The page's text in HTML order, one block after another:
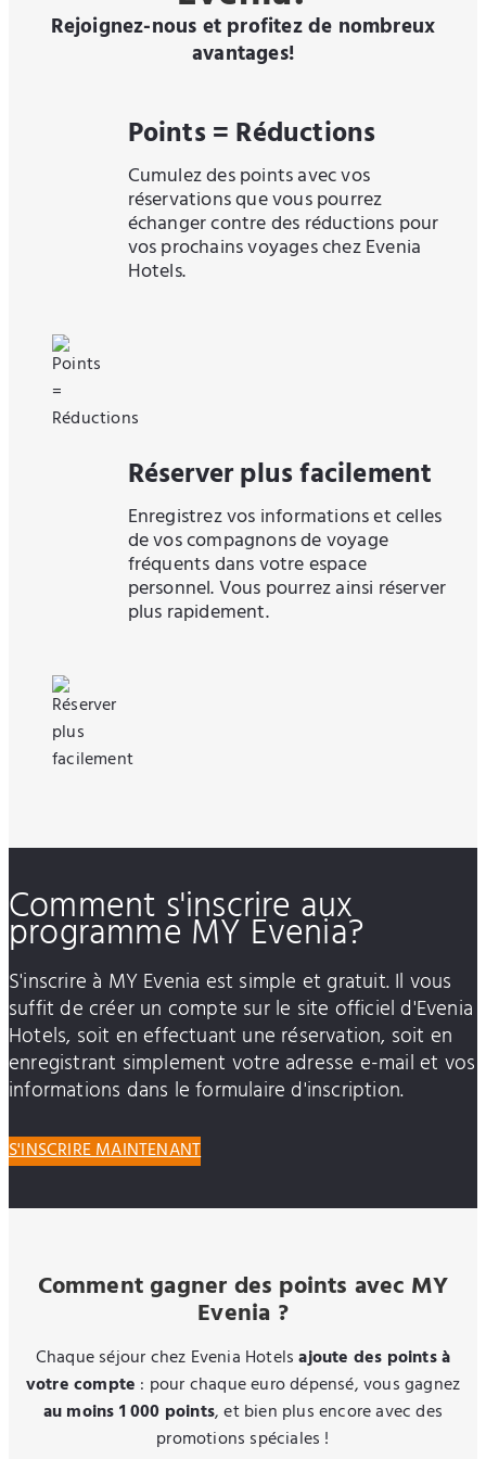
Rejoignez-nous et profitez de nombreux
avantages!
Points = Réductions
Cumulez des points avec vos
réservations que vous pourrez
échanger contre des réductions pour
vos prochains voyages chez Evenia
Hotels.
Réserver plus facilement
Enregistrez vos informations et celles
de vos compagnons de voyage
fréquents dans votre espace
personnel. Vous pourrez ainsi réserver
plus rapidement.
Comment s'inscrire aux
programme MY Evenia?
S'inscrire à MY Evenia est simple et gratuit. Il vous
suffit de créer un compte sur le site officiel d'Evenia
Hotels, soit en effectuant une réservation, soit en
enregistrant simplement votre adresse e-mail et vos
informations dans le formulaire d'inscription.
S'INSCRIRE MAINTENANT
Comment gagner des points avec MY
Evenia ?
Chaque séjour chez Evenia Hotelsajoute des points à
votre compte : pour chaque euro dépensé, vous gagnez
au moins 1 000 points, et bien plus encore avec des
promotions spéciales !